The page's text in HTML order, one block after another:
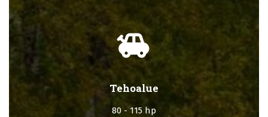
toys
Tehoalue
80 - 115 hp